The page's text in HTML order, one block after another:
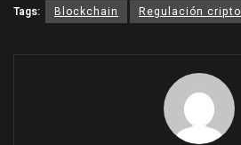
Tags: Blockchain Regulación cripto